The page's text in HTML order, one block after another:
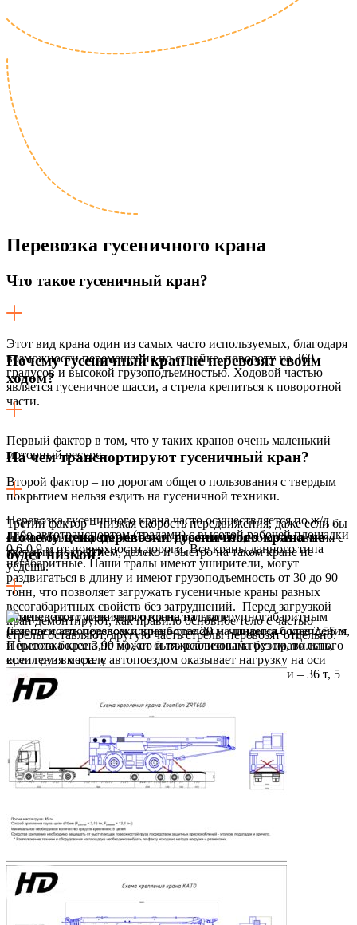
Перевозка гусеничного крана
Что такое гусеничный кран?
Этот вид крана один из самых часто используемых, благодаря
возможности перемещения по стройке, повороту на 360
градусов и высокой грузоподъемностью. Ходовой частью
является гусеничное шасси, а стрела крепиться к поворотной
части.
Почему гусеничный кран не перевозят своим
ходом?
Первый фактор в том, что у таких кранов очень маленький
моторный ресурс.
Второй фактор – по дорогам общего пользования с твердым
покрытием нельзя ездить на гусеничной техники.
Третий фактор – низкая скорость передвижения, даже если бы
можно было передвигаться по дорогам общего пользования с
твердым покрытием, далеко и быстро на таком кране не
уедешь.
На чем транспортируют гусеничный кран?
Перевозка гусеничного крана часто осуществляется по ж/д ,
либо автотранспортом (тралами) с высотой рабочей площадки
0,6-0,9 м от поверхности дороги. Все краны данного типа
негабаритные. Наши тралы имеют уширители, могут
раздвигаться в длину и имеют грузоподъемность от 30 до 90
тонн, что позволяет загружать гусеничные краны разных
весогабаритных свойств без затруднений. Перед загрузкой
кран демонтируют, как правило основное тело с частью
стрелы оставляют, другую часть стрелы перевозят отдельно.
Почему цена перевозки гусеничного крана не
будет низкой?
Краны такого типа являются не только крупногабаритным
(вместе с автопоездом длина более 20 м., ширина более 2,55 м,
и высота более 3,99 м) , но и тяжеловесным грузом, то есть,
если груз вместе с автопоездом оказывает нагрузку на оси
более установленных пределов — 3 оси – 28 т, 4 оси – 36 т, 5
осей – 40 т, 6 осей – 44 т.
Безопасность перевозки крана тралом начинается с крепления
Перевозка крана не может быть реализована без правильного
крепления к тралу